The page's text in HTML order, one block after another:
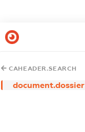
CAHEADER.SEARCH
document.dossier